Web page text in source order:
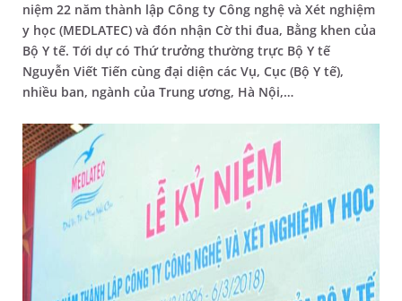
niệm 22 năm thành lập Công ty Công nghệ và Xét nghiệm
y học (MEDLATEC) và đón nhận Cờ thi đua, Bằng khen của
Bộ Y tế. Tới dự có Thứ trưởng thường trực Bộ Y tế
Nguyễn Viết Tiến cùng đại diện các Vụ, Cục (Bộ Y tế),
nhiều ban, ngành của Trung ương, Hà Nội,…